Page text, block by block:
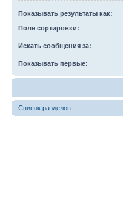
Показывать результаты как:
Поле сортировки:
Искать сообщения за:
Показывать первые:
Список разделов